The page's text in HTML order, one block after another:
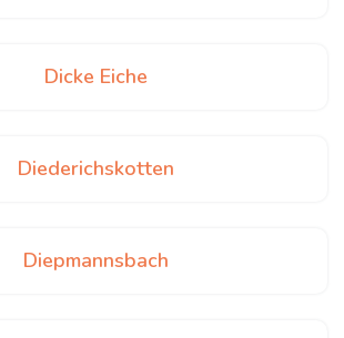
Dicke Eiche
Diederichskotten
Diepmannsbach